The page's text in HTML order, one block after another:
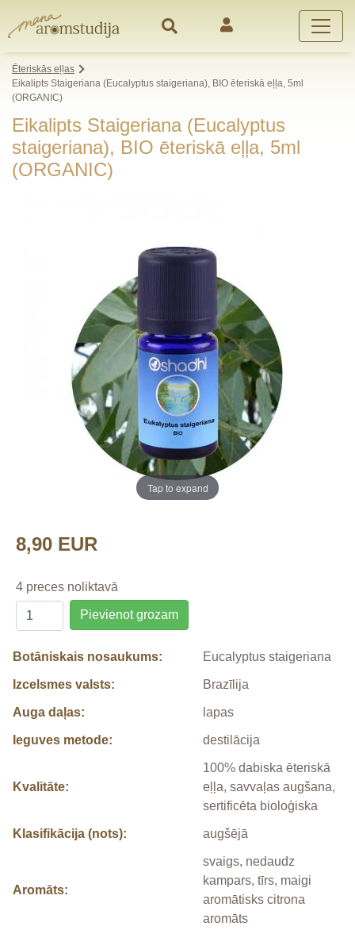
Ēteriskās eļļas
Eikalipts Staigeriana (Eucalyptus staigeriana), BIO ēteriskā eļļa, 5ml
(ORGANIC)
Eikalipts Staigeriana (Eucalyptus
staigeriana), BIO ēteriskā eļļa, 5ml
(ORGANIC)
Tap to expand
8,90 EUR
4 preces noliktavā
Pievienot grozam
Botāniskais nosaukums: Eucalyptus staigeriana
Izcelsmes valsts: Brazīlija
Auga daļas: lapas
Ieguves metode: destilācija
Kvalitāte:
100% dabiska ēteriskā
eļļa, savvaļas augšana,
sertificēta bioloģiska
Klasifikācija (nots): augšējā
Aromāts:
svaigs, nedaudz
kampars, tīrs, maigi
aromātisks citrona
aromāts